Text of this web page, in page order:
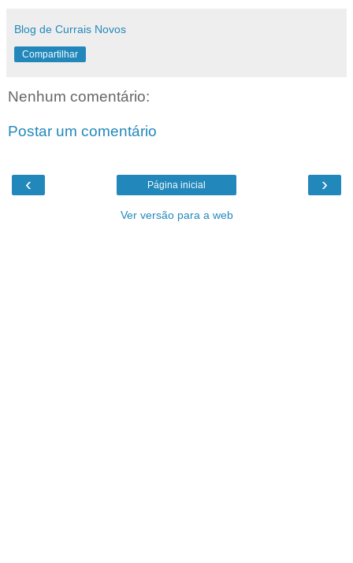
Blog de Currais Novos
Compartilhar
Nenhum comentário:
Postar um comentário
‹ ›
Página inicial
Ver versão para a web